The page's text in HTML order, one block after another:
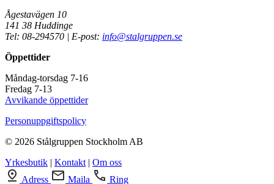
Ågestavägen 10
141 38 Huddinge
Tel: 08-294570 | E-post: info@stalgruppen.se
Öppettider
Måndag-torsdag 7-16
Fredag 7-13
Avvikande öppettider
Personuppgiftspolicy
© 2026 Stålgruppen Stockholm AB
Yrkesbutik | Kontakt | Om oss
Adress
Maila Ring